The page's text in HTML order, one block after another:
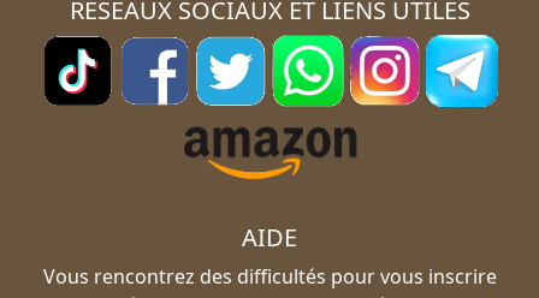
RESEAUX SOCIAUX ET LIENS UTILES
AIDE
Vous rencontrez des difficultés pour vous inscrire